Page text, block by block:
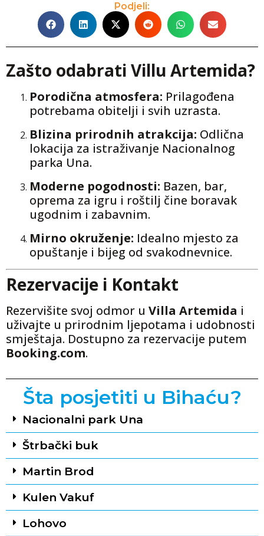
Podjeli:
Zašto odabrati Villu Artemida?
Porodična atmosfera: Prilagođena
potrebama obitelji i svih uzrasta.
Blizina prirodnih atrakcija: Odlična
lokacija za istraživanje Nacionalnog
parka Una.
Moderne pogodnosti: Bazen, bar,
oprema za igru i roštilj čine boravak
ugodnim i zabavnim.
Mirno okruženje: Idealno mjesto za
opuštanje i bijeg od svakodnevnice.
Rezervacije i Kontakt
Rezervišite svoj odmor u Villa Artemida i
uživajte u prirodnim ljepotama i udobnosti
smještaja. Dostupno za rezervacije putem
Booking.com.
Šta posjetiti u Bihaću?
Nacionalni park Una
Štrbački buk
Martin Brod
Kulen Vakuf
Lohovo